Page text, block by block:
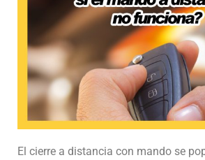
El cierre a distancia con mando se